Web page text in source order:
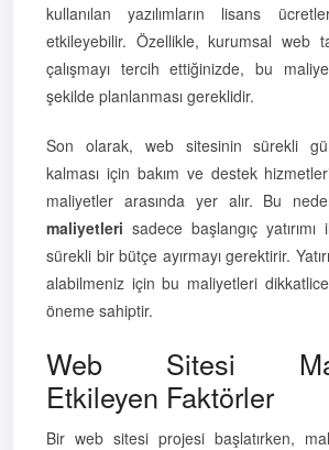
kullanılan yazılımların lisans
etkileyebilir. Özellikle, kurumsal web
çalışmayı tercih ettiğinizde, bu
şekilde planlanması gereklidir.
Son olarak, web sitesinin sürekli
kalması için bakım ve destek
maliyetler arasında yer alır. Bu
maliyetleri sadece başlangıç yatırımı
sürekli bir bütçe ayırmayı gerektirir.
alabilmeniz için bu maliyetleri
öneme sahiptir.
Web Sitesi
Etkileyen Faktörler
Bir web sitesi projesi başlatırken,